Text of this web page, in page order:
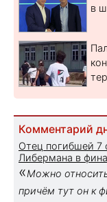
в
Комментарий
Отец погибшей 7
Либермана в
«Можно
причём тут он к